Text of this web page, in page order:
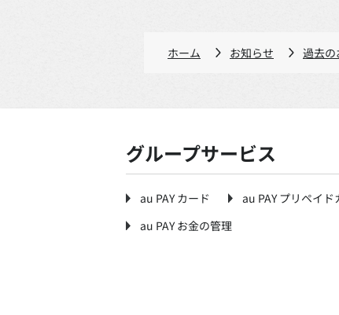
ホーム お知らせ 過去
グループサービス
au PAY カード au PAY プリペイド
au PAY お金の管理